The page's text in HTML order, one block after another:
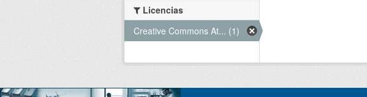
Licencias
Creative Commons At... (1)